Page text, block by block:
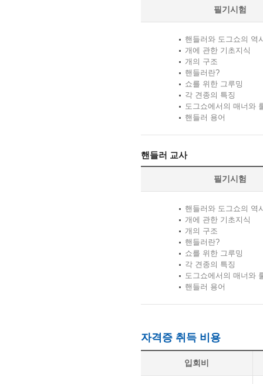
필기시험
핸들러와 도그쇼의 역
개에 관한 기초지식
개의 구조
핸들러란?
쇼를 위한 그루밍
각 견종의 특징
도그쇼에서의 매너와
핸들러 용어
핸들러 교사
필기시험
핸들러와 도그쇼의 역
개에 관한 기초지식
개의 구조
핸들러란?
쇼를 위한 그루밍
각 견종의 특징
도그쇼에서의 매너와
핸들러 용어
자격증 취득 비용
입회비